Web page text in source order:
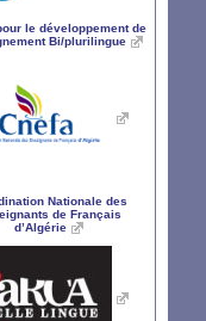
le développement de
Bi/plurilingue
Nationale des
de Français
d’Algérie